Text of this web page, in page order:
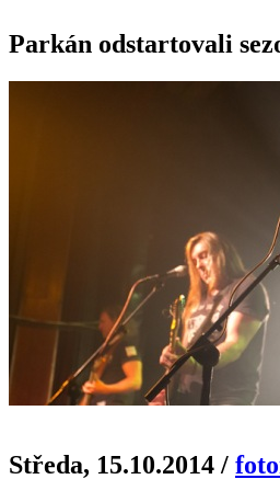
Parkán odstartovali
Středa, 15.10.2014 /